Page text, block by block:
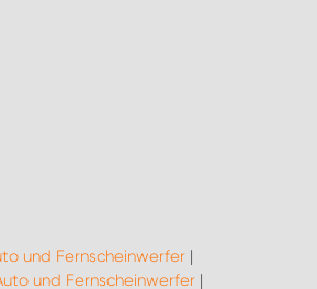
und Fernscheinwerfer|
und Fernscheinwerfer|